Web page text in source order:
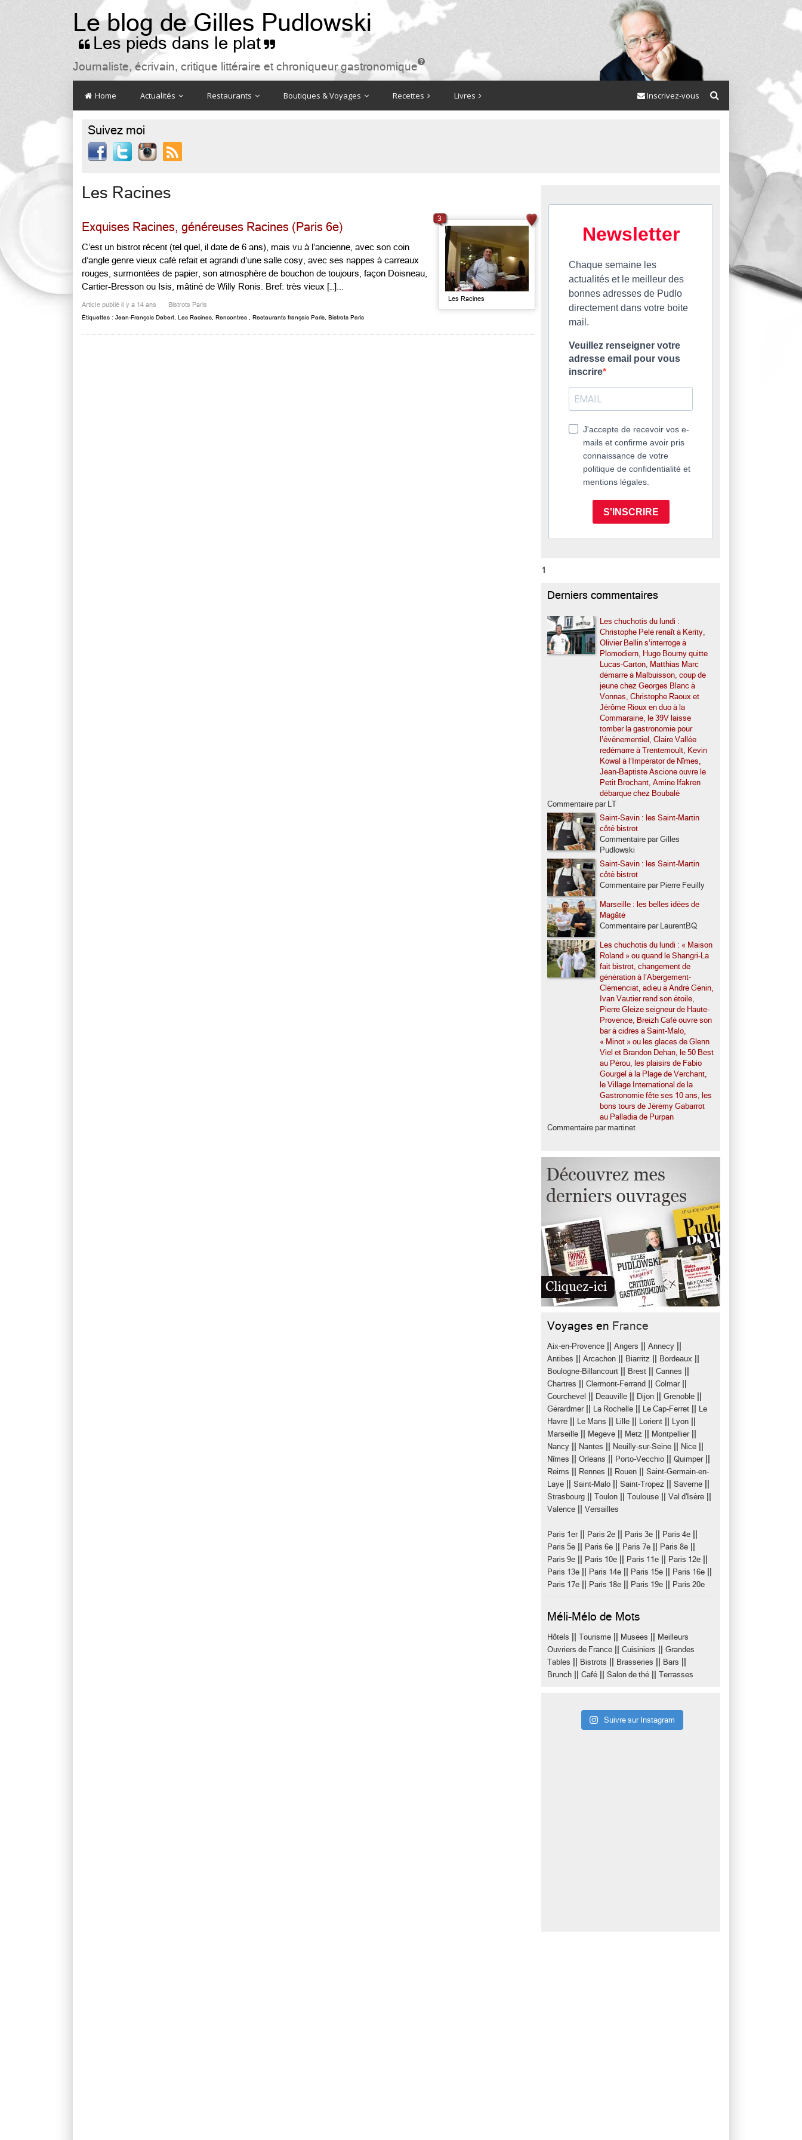
Le blog de Gilles Pudlowski
 Les pieds dans le plat 
Journaliste, écrivain, critique littéraire et chroniqueur gastronomique

Home Actualités Restaurants Boutiques & Voyages Recettes Livres Inscrivez-vous
Suivez moi

Les Racines
Exquises Racines, généreuses Racines (Paris 6e)
C’est un bistrot récent (tel quel, il date de 6 ans), mais vu à l’ancienne, avec son coin
d’angle genre vieux café refait et agrandi d’une salle cosy, avec ses nappes à carreaux
rouges, surmontées de papier, son atmosphère de bouchon de toujours, façon Doisneau,
Cartier-Bresson ou Isis, mâtiné de Willy Ronis. Bref: très vieux […]...
Article publié il y a 14 ans Bistrots Paris
Étiquettes : Jean-François Debert Les Racines Rencontres Restaurants français Paris Bistrots Paris
Les Racines
3
Newsletter
Chaque semaine les
actualités et le meilleur des
bonnes adresses de Pudlo
directement dans votre boite
mail.
Veuillez renseigner votre
adresse email pour vous
inscrire
J'accepte de recevoir vos e-
mails et confirme avoir pris
connaissance de votre
politique de confidentialité et
mentions légales.
S'INSCRIRE
1
Derniers commentaires
Les chuchotis du lundi :
Christophe Pelé renaît à Kérity,
Olivier Bellin s’interroge à
Plomodiern, Hugo Bourny quitte
Lucas-Carton, Matthias Marc
démarre à Malbuisson, coup de
jeune chez Georges Blanc à
Vonnas, Christophe Raoux et
Jérôme Rioux en duo à la
Commaraine, le 39V laisse
tomber la gastronomie pour
l’événementiel, Claire Vallée
redémarre à Trentemoult, Kevin
Kowal à l’Impérator de Nîmes,
Jean-Baptiste Ascione ouvre le
Petit Brochant, Amine Ifakren
débarque chez Boubalé
Commentaire par LT
Saint-Savin : les Saint-Martin
côté bistrot
Commentaire par Gilles
Pudlowski
Saint-Savin : les Saint-Martin
côté bistrot
Commentaire par Pierre Feuilly
Marseille : les belles idées de
Magâté
Commentaire par LaurentBQ
Les chuchotis du lundi : « Maison
Roland » ou quand le Shangri-La
fait bistrot, changement de
génération à l’Abergement-
Clémenciat, adieu à André Génin,
Ivan Vautier rend son étoile,
Pierre Gleize seigneur de Haute-
Provence, Breizh Café ouvre son
bar à cidres à Saint-Malo,
« Minot » ou les glaces de Glenn
Viel et Brandon Dehan, le 50 Best
au Pérou, les plaisirs de Fabio
Gourgel à la Plage de Verchant,
le Village International de la
Gastronomie fête ses 10 ans, les
bons tours de Jérémy Gabarrot
au Palladia de Purpan
Commentaire par martinet
Voyages en France
Aix-en-Provence Angers Annecy
Antibes Arcachon Biarritz Bordeaux
Boulogne-Billancourt Brest Cannes
Chartres Clermont-Ferrand Colmar||
Courchevel Deauville Dijon Grenoble
Gérardmer|| La Rochelle Le Cap-Ferret
Le
Havre
Le Mans Lille Lorient Lyon
Marseille Megève Metz Montpellier||
Nancy Nantes Neuilly-sur-Seine Nice
Nîmes Orléans Porto-Vecchio Quimper||
Reims Rennes Rouen
Saint-Germain-en-
Laye
Saint-Malo Saint-Tropez Saverne
Strasbourg Toulon Toulouse Val d'Isère
Valence Versailles
Paris 1er|| Paris 2e Paris 3e Paris 4e
Paris 5e Paris 6e Paris 7e Paris 8e
Paris 9e Paris 10e Paris 11e Paris 12e
Paris 13e Paris 14e Paris 15e Paris 16e
Paris 17e Paris 18e Paris 19e Paris 20e
Méli-Mélo de Mots
Hôtels Tourisme Musées
Meilleurs
Ouvriers de France
Cuisiniers
Grandes
Tables
Bistrots Brasseries Bars
Brunch Café Salon de thé Terrasses
Suivre sur Instagram